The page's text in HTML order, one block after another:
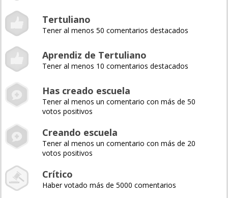
Tertuliano
Tener al menos 50 comentarios destacados
Aprendiz de Tertuliano
Tener al menos 10 comentarios destacados
Has creado escuela
Tener al menos un comentario con más de 50
votos positivos
Creando escuela
Tener al menos un comentario con más de 20
votos positivos
Crítico
Haber votado más de 5000 comentarios